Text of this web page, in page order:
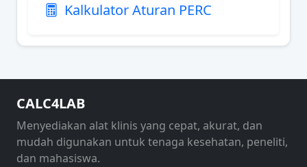
Kalkulator Aturan PERC
CALC4LAB
Menyediakan alat klinis yang cepat, akurat, dan
mudah digunakan untuk tenaga kesehatan, peneliti,
dan mahasiswa.